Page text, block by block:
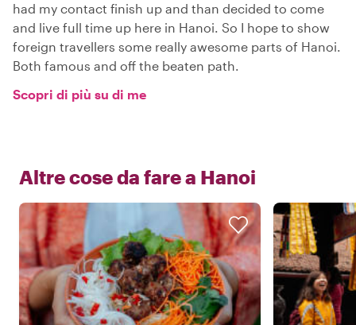
had my contact finish up and than decided to come
and live full time up here in Hanoi. So I hope to show
foreign travellers some really awesome parts of Hanoi.
Both famous and off the beaten path.
Scopri di più su di me
Altre cose da fare a Hanoi